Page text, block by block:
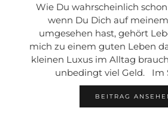
Wie Du wahrscheinlich
wenn Du Dich auf
umgesehen hast, gehört
mich zu einem guten Leben
kleinen Luxus im Alltag
unbedingt viel Geld. Im
BEITRAG